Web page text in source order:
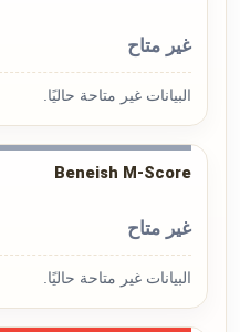
غير متاح
البيانات غير متاحة حاليًا.
Beneish M-Score
غير متاح
البيانات غير متاحة حاليًا.